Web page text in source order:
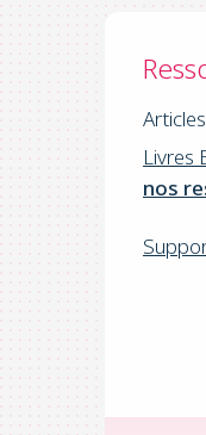
Articles
Livres
nos